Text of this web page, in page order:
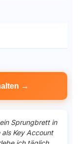
Sprungbrett in
Key Account